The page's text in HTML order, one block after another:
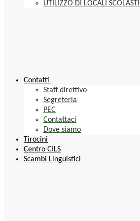
UTILIZZO DI LOCALI
Contatti
Staff direttivo
Segreteria
PEC
Contattaci
Dove siamo
Tirocini
Centro CILS
Scambi Linguistici